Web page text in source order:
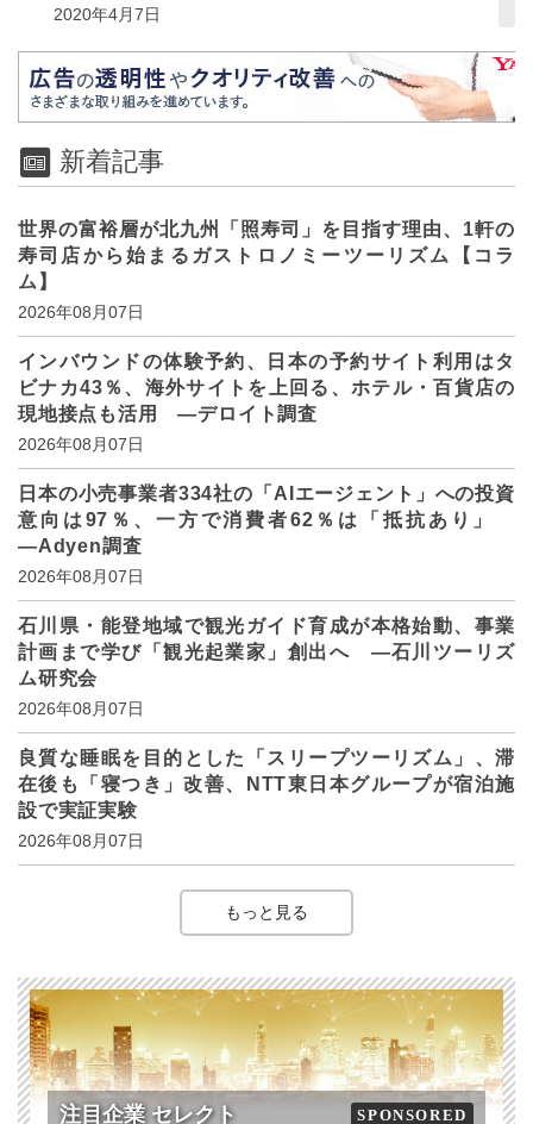
2020年4月7日
新着記事
世界の富裕層が北九州「照寿司」を目指す理由、1軒の
寿司店から始まるガストロノミーツーリズム【コラ
ム】
2026年08月07日
インバウンドの体験予約、日本の予約サイト利用はタ
ビナカ43％、海外サイトを上回る、ホテル・百貨店の
現地接点も活用 ―デロイト調査
2026年08月07日
日本の小売事業者334社の「AIエージェント」への投資
意向は97％、一方で消費者62％は「抵抗あり」
―Adyen調査
2026年08月07日
石川県・能登地域で観光ガイド育成が本格始動、事業
計画まで学び「観光起業家」創出へ ―石川ツーリズ
ム研究会
2026年08月07日
良質な睡眠を目的とした「スリープツーリズム」、滞
在後も「寝つき」改善、NTT東日本グループが宿泊施
設で実証実験
2026年08月07日
もっと見る
注目企業 セレクト SPONSORED